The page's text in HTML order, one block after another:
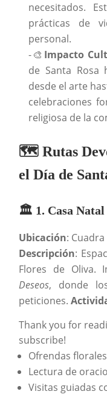
necesitados.
prácticas de
personal.
-🎨 Impacto
de Santa
desde el arte
celebraciones
religiosa de la
🗺️ Rutas
el Día de
🏛️ 1. Casa Natal
Ubicación:
Descripción:
Flores de Oliva.
Deseos, donde
peticiones.
Thank you for
subscribe!
Ofrendas florales
Lectura de
Visitas guiadas